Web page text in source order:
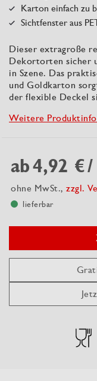
Karton einfach zu
Sichtfenster aus
Dieser extragroße
Dekortorten sicher
in Szene. Das
und Goldkarton
der flexible Deckel
Weitere
ab4,92 €/
ohne MwSt., zzgl.
lieferbar